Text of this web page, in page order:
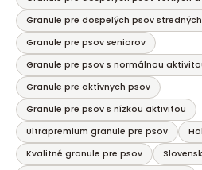
e
p
v
k
y
v
ý
p
Granule pre dospelých psov
Granule pre psov seniorov
Granule pre psov s normálnou
Granule pre aktívnych psov
Granule pre psov s nízkou aktivitou
Ultrapremium granule pre psov
Kvalitné granule pre psov